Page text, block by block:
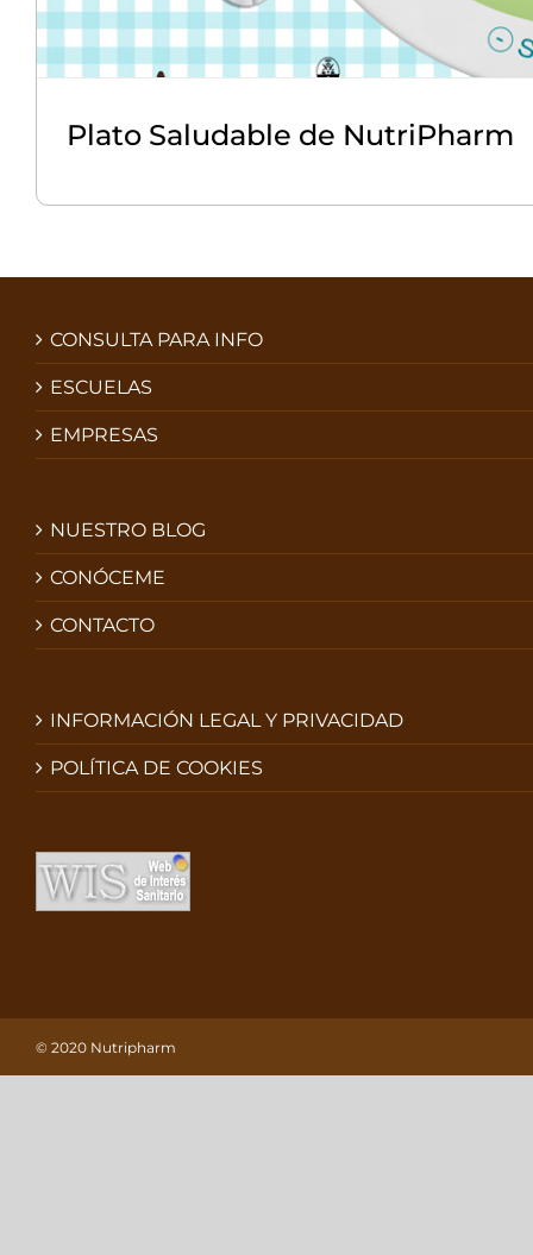
Plato Saludable de NutriPharm
CONSULTA PARA INFO
ESCUELAS
EMPRESAS
NUESTRO BLOG
CONÓCEME
CONTACTO
INFORMACIÓN LEGAL Y PRIVACIDAD
POLÍTICA DE COOKIES
© 2020 Nutripharm